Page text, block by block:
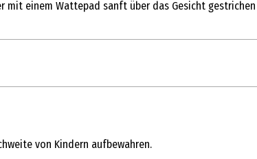
einem Wattepad sanft über das Gesicht gestrichen
von Kindern aufbewahren.